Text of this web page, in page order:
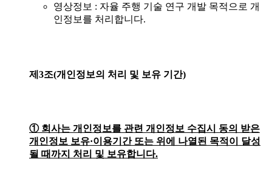
영상정보 : 자율 주행 기술 연구 개발 목적으로 개
인정보를 처리합니다.
제3조(개인정보의 처리 및 보유 기간)
① 회사는 개인정보를 관련 개인정보 수집시 동의 받은
개인정보 보유·이용기간 또는 위에 나열된 목적이 달성
될 때까지 처리 및 보유합니다.